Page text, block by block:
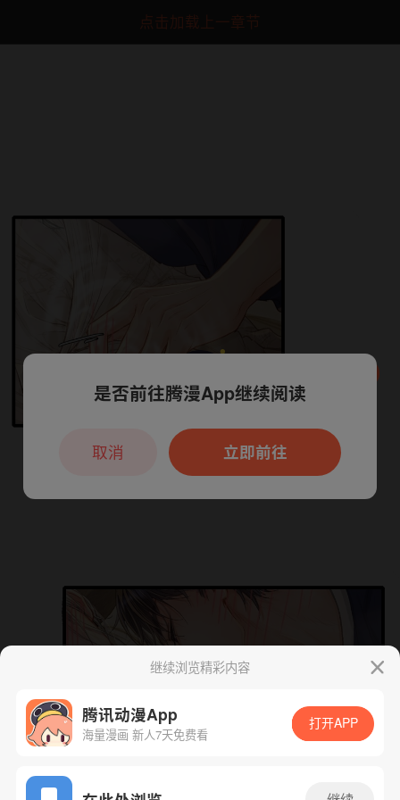
点击加载上一章节
App免费看
继续浏览精彩内容
腾讯动漫App
海量漫画 新人7天免费看
打开APP
本章节仅支持App阅读，可打开App新用
户7天免费看
是否前往腾漫App继续阅读
立即前往
取消